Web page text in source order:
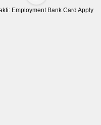
Employment Bank Card Apply